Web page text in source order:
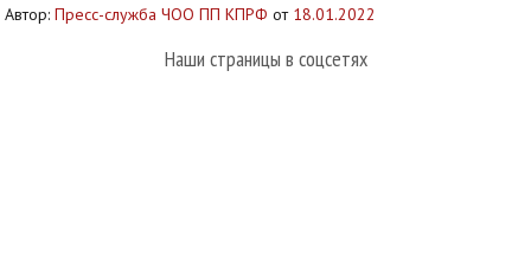
Автор:Пресс-служба ЧОО ПП КПРФ от 18.01.2022
Наши страницы в соцсетях